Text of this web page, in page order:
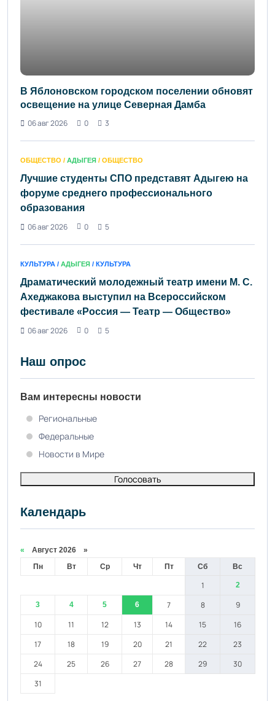
В Яблоновском городском поселении обновят
освещение на улице Северная Дамба
06 авг 2026
0 3
ОБЩЕСТВО / АДЫГЕЯ / ОБЩЕСТВО
Лучшие студенты СПО представят Адыгею на
форуме среднего профессионального
образования
06 авг 2026
0 5
КУЛЬТУРА / АДЫГЕЯ / КУЛЬТУРА
Драматический молодежный театр имени М. С.
Ахеджакова выступил на Всероссийском
фестивале «Россия — Театр — Общество»
06 авг 2026
0 5
Наш опрос
Вам интересны новости
Региональные
Федеральные
Новости в Мире
Голосовать
Календарь
« Август 2026 »
Пн
Вт Ср Чт Пт Сб Вс
1 2
3 4 5 6 7 8
9
10
11 12 13 14 15
16
17
18 19 20 21 22
23
24
25 26 27 28 29
30
31